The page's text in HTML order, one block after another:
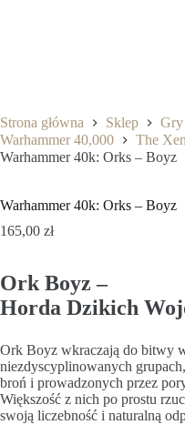
Strona główna Sklep
Warhammer 40,000
The
Warhammer 40k: Orks – Boyz
Warhammer 40k: Orks – Boyz
165,00 zł
Ork Boyz –
Horda Dzikich
Ork Boyz wkraczają do bitwy
niezdyscyplinowanych
broń i prowadzonych przez
Większość z nich po prostu
swoją liczebność i naturalną